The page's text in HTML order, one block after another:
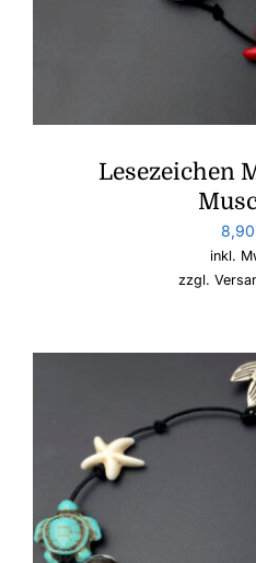
Lesezeichen
8,90
inkl.
zzgl.